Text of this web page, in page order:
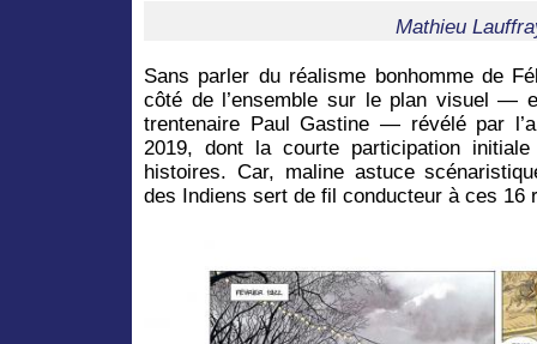
Mathieu
Sans parler du réalisme bonhomme de
côté de l’ensemble sur le plan visuel —
trentenaire Paul Gastine — révélé par
2019, dont la courte participation
histoires. Car, maline astuce
des Indiens sert de fil conducteur à ces 16